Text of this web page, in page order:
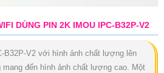
DÙNG PIN 2K IMOU IPC-B32P-V2
B32P-V2 với hình ảnh chất lượng lên
mang đến hình ảnh chất lượng cao. Một